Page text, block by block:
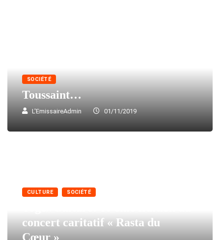
SOCIÉTÉ
Toussaint…
L'EmissaireAdmin 01/11/2019
CULTURE SOCIÉTÉ
concert caritatif « Rasta du
Cœur »